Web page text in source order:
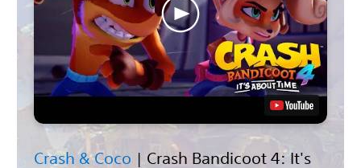
Crash & Coco | Crash Bandicoot 4: It's